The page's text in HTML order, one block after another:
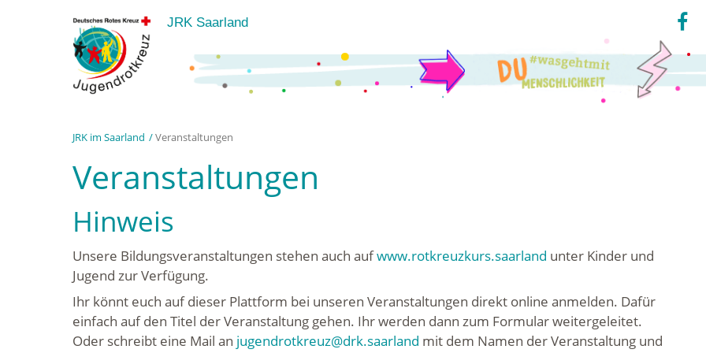
JRK Saarland
JRK im Saarland Veranstaltungen
Veranstaltungen
Hinweis
Unsere Bildungsveranstaltungen stehen auch aufwww.rotkreuzkurs.saarland unter Kinder und
Jugend zur Verfügung.
Ihr könnt euch auf dieser Plattform bei unseren Veranstaltungen direkt online anmelden. Dafür
einfach auf den Titel der Veranstaltung gehen. Ihr werden dann zum Formular weitergeleitet.
Oder schreibt eine Mail an jugendrotkreuz@drk.saarland mit dem Namen der Veranstaltung und